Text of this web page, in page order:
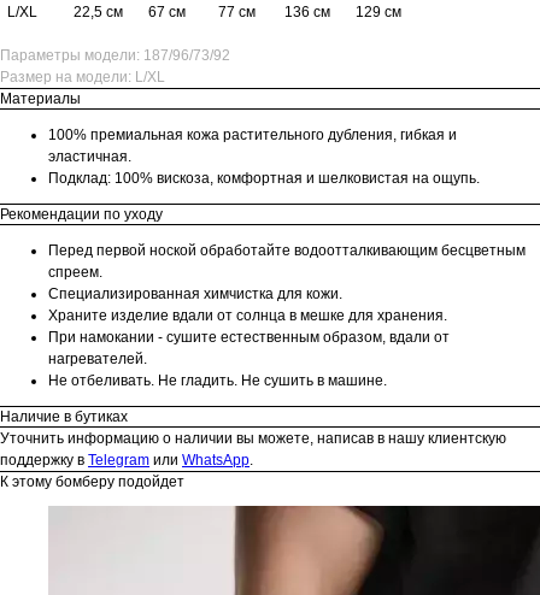
L/XL 22,5 см 67 см
77 см 136 см 129 см
Параметры модели: 187/96/73/92
Размер на модели: L/XL
Материалы
100% премиальная кожа растительного дубления, гибкая и
эластичная.
Подклад: 100% вискоза, комфортная и шелковистая на ощупь.
Рекомендации по уходу
Перед первой ноской обработайте водоотталкивающим бесцветным
спреем.
Специализированная химчистка для кожи.
Храните изделие вдали от солнца в мешке для хранения.
При намокании - сушите естественным образом, вдали от
нагревателей.
Не отбеливать. Не гладить. Не сушить в машине.
Наличие в бутиках
Уточнить информацию о наличии вы можете, написав в нашу клиентскую
поддержку в Telegram или WhatsApp
К этому бомберу подойдет